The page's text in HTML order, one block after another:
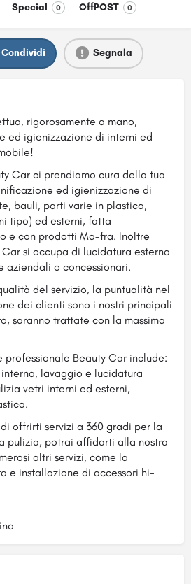
Special 0 OffPOST 0
Condividi Segnala
rigorosamente a mano,
ed igienizzazione di interni ed
Car ci prendiamo cura della tua
ed igienizzazione di
bauli, parti varie in plastica,
tipo) ed esterni, fatta
e con prodotti Ma-fra. Inoltre
si occupa di lucidatura esterna
aziendali o concessionari.
del servizio, la puntualità nel
dei clienti sono i nostri principali
saranno trattate con la massima
Beauty Car include:
lavaggio e lucidatura
vetri interni ed esterni,
offrirti servizi a 360 gradi per la
pulizia, potrai affidarti alla nostra
altri servizi, come la
e installazione di accessori hi-